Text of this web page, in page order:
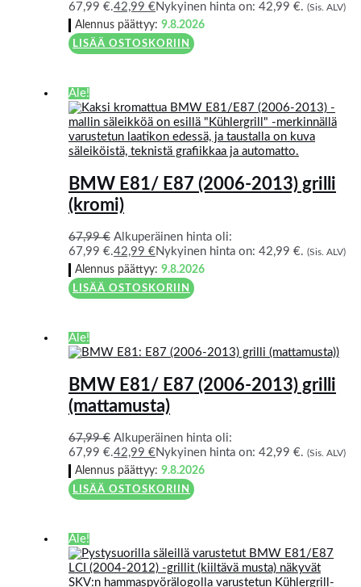
67,99 €.42,99€Nykyinen hinta on: 42,99 €. (Sis. ALV)
Alennus päättyy:9.8.2026
LISÄÄ OSTOSKORIIN
Ale!
BMW E81/ E87 (2006-2013) grilli
(kromi)
67,99€ Alkuperäinen hinta oli:
67,99 €.42,99€Nykyinen hinta on: 42,99 €. (Sis. ALV)
Alennus päättyy:9.8.2026
LISÄÄ OSTOSKORIIN
Ale!
BMW E81/ E87 (2006-2013) grilli
(mattamusta)
67,99€ Alkuperäinen hinta oli:
67,99 €.42,99€Nykyinen hinta on: 42,99 €. (Sis. ALV)
Alennus päättyy:9.8.2026
LISÄÄ OSTOSKORIIN
Ale!